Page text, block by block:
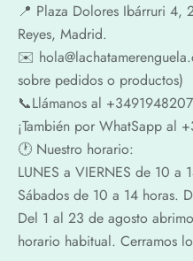
📍​ Plaza Dolores Ibárruri 4,
Reyes, Madrid.
✉️​
sobre pedidos o productos)
📞​​Llámanos al
¡También por WhatSapp al
🕐​ Nuestro horario:
LUNES a VIERNES de 10 a
Sábados de 10 a 14 horas.
Del 1 al 23 de agosto
horario habitual. Cerramos